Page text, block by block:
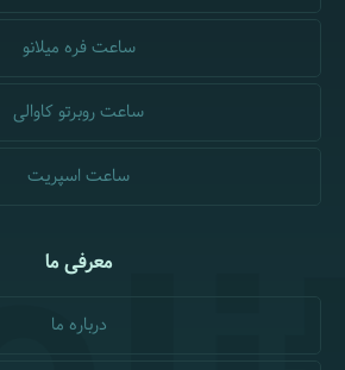
ساعت فره میلانو
ساعت روبرتو کاوالی
ساعت اسپریت
معرفی ما
درباره ما